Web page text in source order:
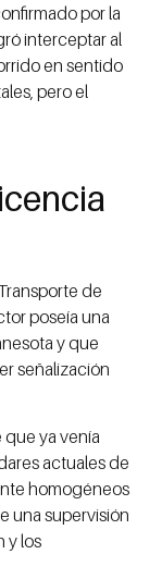
por la
interceptar al
en sentido
pero el
de
poseía una
y que
señalización
ya venía
actuales de
homogéneos
una supervisión
y los